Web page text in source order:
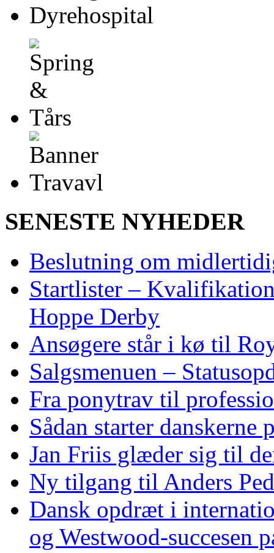
SENESTE NYHEDER
Beslutning om
Startlister –
Hoppe Derby
Ansøgere står i kø til
Salgsmenuen –
Fra ponytrav til
Sådan starter danskerne
Jan Friis glæder sig til
Ny tilgang til Anders
Dansk opdræt i
og Westwood‑succesen